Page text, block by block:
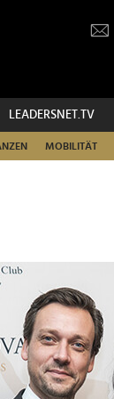
LEADERSNET.TV
MOBILITÄT